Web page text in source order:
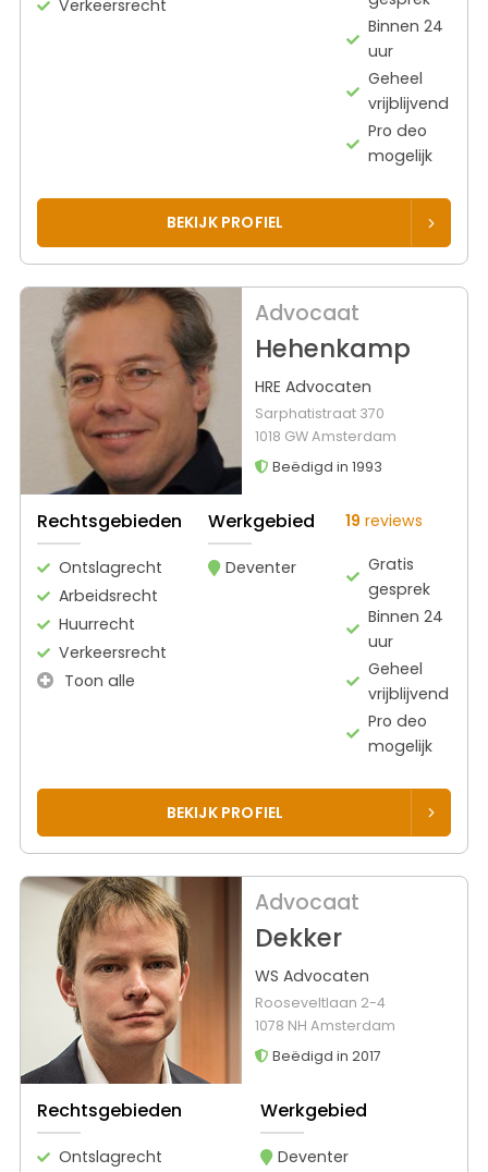
Verkeersrecht
Binnen 24
uur
Geheel
vrijblijvend
Pro deo
mogelijk
BEKIJK PROFIEL
Advocaat
Hehenkamp
HRE Advocaten
Sarphatistraat 370
1018 GW Amsterdam
Beëdigd in 1993
Rechtsgebieden
Ontslagrecht
Arbeidsrecht
Huurrecht
Verkeersrecht
Toon alle
Werkgebied
Deventer
19 reviews
Gratis
gesprek
Binnen 24
uur
Geheel
vrijblijvend
Pro deo
mogelijk
BEKIJK PROFIEL
Advocaat
Dekker
WS Advocaten
Rooseveltlaan 2-4
1078 NH Amsterdam
Beëdigd in 2017
Rechtsgebieden
Ontslagrecht
Werkgebied
Deventer